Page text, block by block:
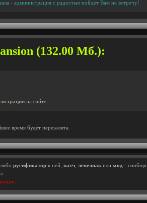
- администрация с радостью пойдет Вам на встречу!
(132.00 Мб.):
на сайте.
время будет перезалита.
, либо русификатор к ней, патч левелпак или мод - сообщи